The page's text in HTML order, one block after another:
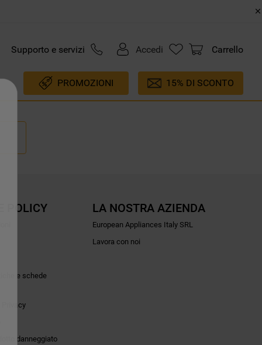
Supporto e servizi Accedi Carrello
PROMOZIONI 15% DI SCONTO
POLICY
e schede
Privacy
danneggiato
LA NOSTRA AZIENDA
European Appliances Italy SRL
Lavora con noi